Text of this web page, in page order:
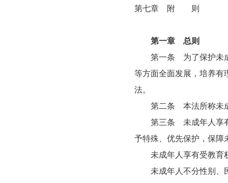
第七章 附 则
第一章 总则
第一条 为了保护未成
等方面全面发展，培养有
法。
第二条 本法所称未成
第三条 未成年人享有
予特殊、优先保护，保障
未成年人享有受教育
未成年人不分性别、